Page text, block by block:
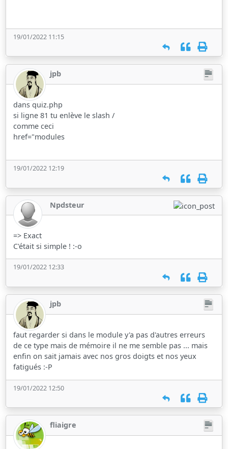
19/01/2022 11:15
jpb
dans quiz.php
si ligne 81 tu enlève le slash /
comme ceci
href="modules
19/01/2022 12:19
Npdsteur
=> Exact
C'était si simple ! :-o
19/01/2022 12:33
jpb
faut regarder si dans le module y'a pas d'autres erreurs
de ce type mais de mémoire il ne me semble pas ... mais
enfin on sait jamais avec nos gros doigts et nos yeux
fatigués :-P
19/01/2022 12:50
fliaigre